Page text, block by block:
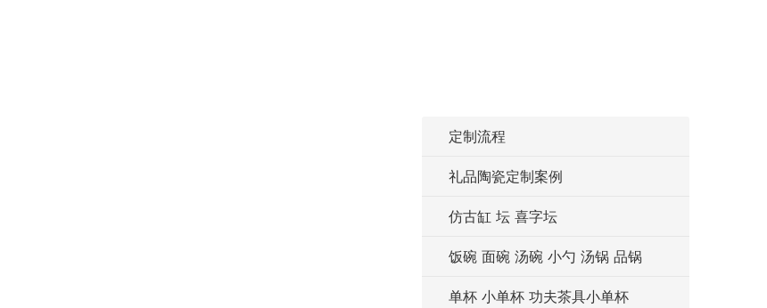
定制流程
礼品陶瓷定制案例
仿古缸 坛 喜字坛
饭碗 面碗 汤碗 小勺 汤锅 品锅
单杯 小单杯 功夫茶具小单杯